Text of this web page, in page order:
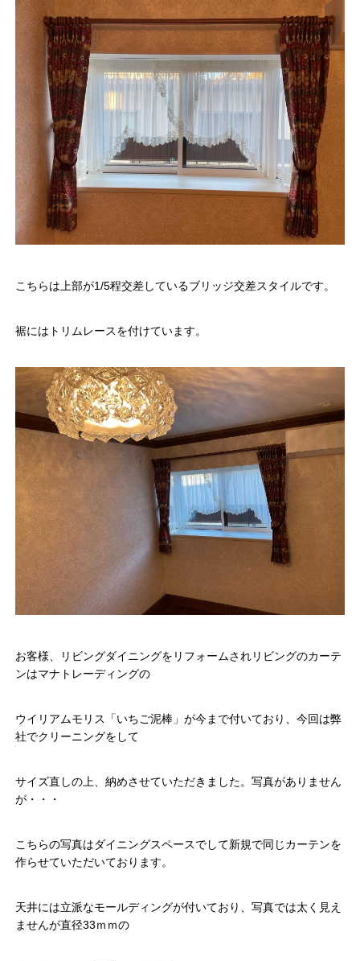
こちらは上部が1/5程交差しているブリッジ交差スタイルです。
裾にはトリムレースを付けています。
お客様、リビングダイニングをリフォームされリビングのカーテ
ンはマナトレーディングの
ウイリアムモリス「いちご泥棒」が今まで付いており、今回は弊
社でクリーニングをして
サイズ直しの上、納めさせていただきました。写真がありません
が・・・
こちらの写真はダイニングスペースでして新規で同じカーテンを
作らせていただいております。
天井には立派なモールディングが付いており、写真では太く見え
ませんが直径33ｍｍの